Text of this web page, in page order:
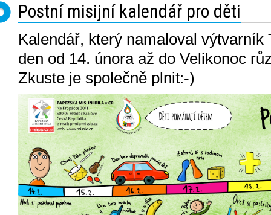
Postní misijní kalendář pro děti
Kalendář, který namaloval výtvarník
den od 14. února až do Velikonoc
Zkuste je společně plnit:-)